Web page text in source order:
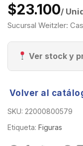
$23.100/
Sucursal Weitzler:
Ver stock y
Volver al
SKU: 22000800579
Etiqueta: Figuras